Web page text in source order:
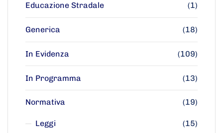
Educazione Stradale (1)
Generica (18)
In Evidenza (109)
In Programma (13)
Normativa (19)
Leggi (15)